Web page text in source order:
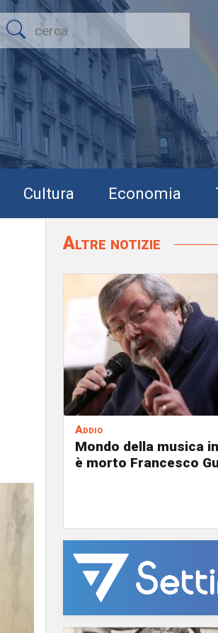
Cultura Economia
Altre notizie
Addio
Mondo della musica
è morto Francesco